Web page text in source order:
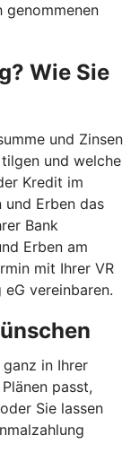
genommenen
Wie Sie
und Zinsen
und welche
Kredit im
und Erben das
Bank
Erben am
mit Ihrer VR
vereinbaren.
in Ihrer
passt,
Sie lassen